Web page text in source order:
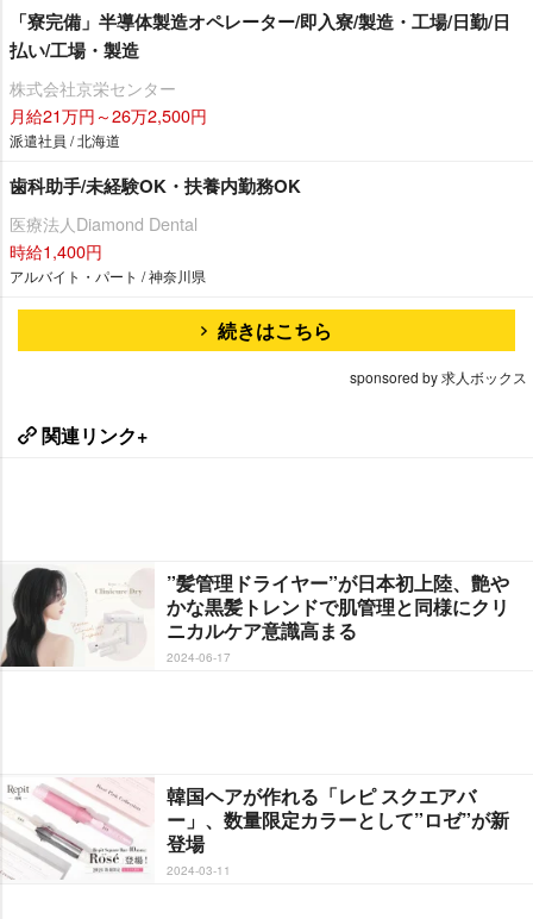
「寮完備」半導体製造オペレーター/即入寮/製造・工場/日勤/日
払い/工場・製造
株式会社京栄センター
月給21万円～26万2,500円
派遣社員 / 北海道
歯科助手/未経験OK・扶養内勤務OK
医療法人Diamond Dental
時給1,400円
アルバイト・パート / 神奈川県
続きはこちら
sponsored by 求人ボックス
関連リンク+
”髪管理ドライヤー”が日本初上陸、艶
かな黒髪トレンドで肌管理と同様にクリ
ニカルケア意識高まる
2024-06-17
韓国ヘアが作れる「レピ スクエアバ
ー」、数量限定カラーとして”ロゼ”が新
登場
2024-03-11